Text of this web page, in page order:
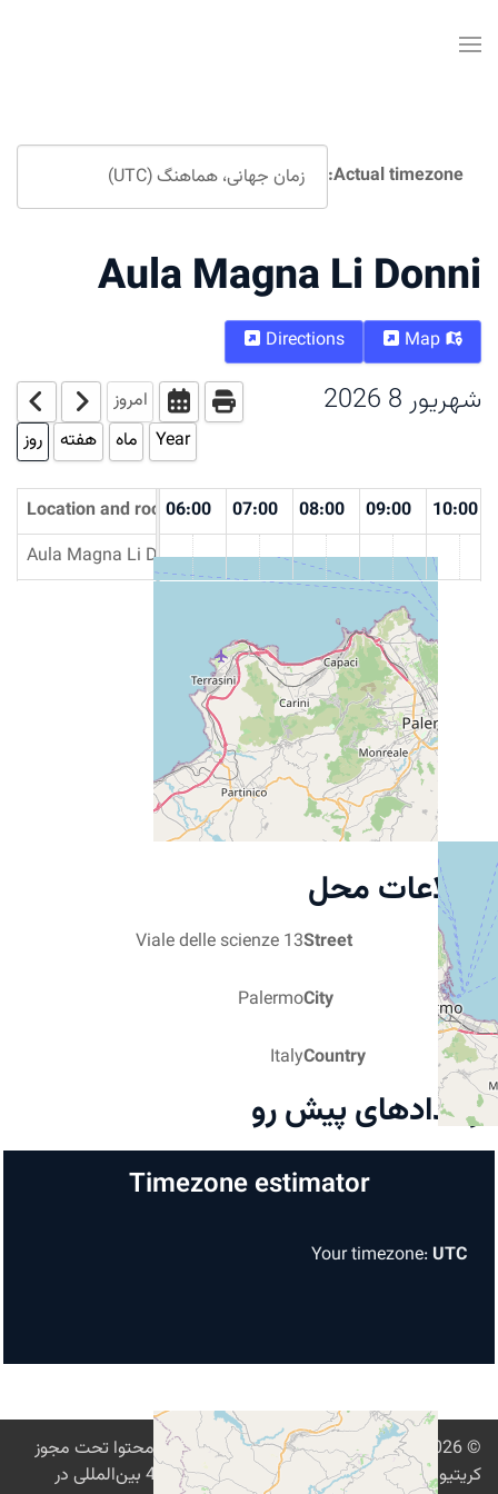
Actual timezone:
Aula Magna Li Donni
Directions
امروز شهریور 8 2026
روز هفته ماه Year
Location and rooms
04:00 05:00 06:00 07:00 08:00 09:00
10:00
Aula Magna Li Donni
اطلاعات محل
Street
Viale delle scienze 13
City
Palermo
Country
Italy
رخدادهای پیش رو
Timezone estimator
Your timezone: UTC
© 2026
Digital Freedom Foundation. تمام محتوا تحت مجوز
کریتیو کامنز نسبت‌نامه-اشتراک‌گذاری مشابه 4.0 بین‌المللی در